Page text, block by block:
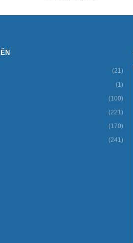
(21)
(1)
(100)
(221)
(170)
(241)